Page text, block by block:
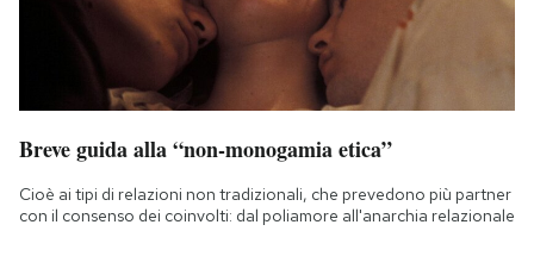
Breve guida alla “non-monogamia etica”
Cioè ai tipi di relazioni non tradizionali, che prevedono più partner
con il consenso dei coinvolti: dal poliamore all'anarchia relazionale